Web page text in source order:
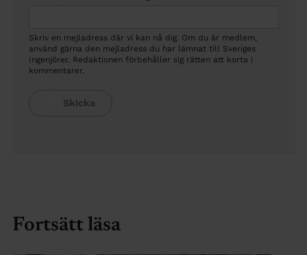
Skriv en mejladress där vi kan nå dig. Om du är medlem,
använd gärna den mejladress du har lämnat till Sveriges
Ingenjörer. Redaktionen förbehåller sig rätten att korta i
kommentarer.
Fortsätt läsa